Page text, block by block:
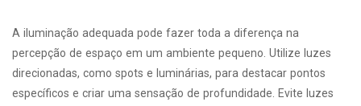
A iluminação adequada pode fazer toda a diferença na
percepção de espaço em um ambiente pequeno. Utilize luzes
direcionadas, como spots e luminárias, para destacar pontos
específicos e criar uma sensação de profundidade. Evite luzes